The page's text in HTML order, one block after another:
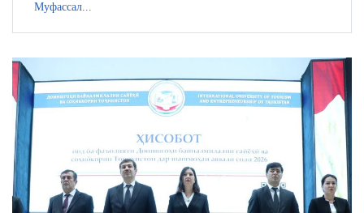
Муфассал...